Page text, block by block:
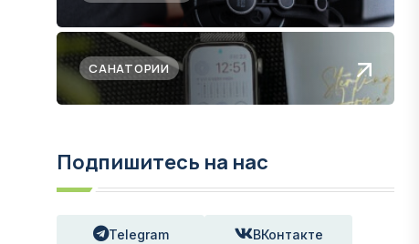
САНАТОРИИ
Подпишитесь на нас
Telegram ВКонтакте